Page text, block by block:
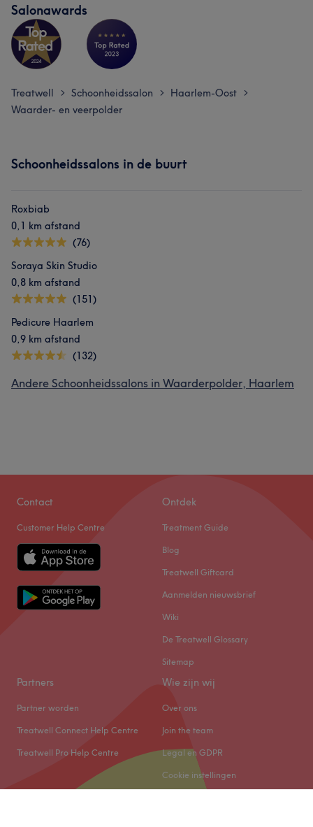
Salonawards
Treatwell > Schoonheidssalon > Haarlem-Oost >
Waarder- en veerpolder
Schoonheidssalons in de buurt
Roxbiab
0,1 km afstand
(76)
Soraya Skin Studio
0,8 km afstand
(151)
Pedicure Haarlem
0,9 km afstand
(132)
Andere Schoonheidssalons in Waarderpolder, Haarlem
Contact
Customer Help Centre
Ontdek
Treatment Guide
Blog
Treatwell Giftcard
Aanmelden nieuwsbrief
Wiki
De Treatwell Glossary
Sitemap
Partners
Partner worden
Treatwell Connect Help Centre
Treatwell Pro Help Centre
Wie zijn wij
Over ons
Join the team
Legal en GDPR
Cookie instellingen